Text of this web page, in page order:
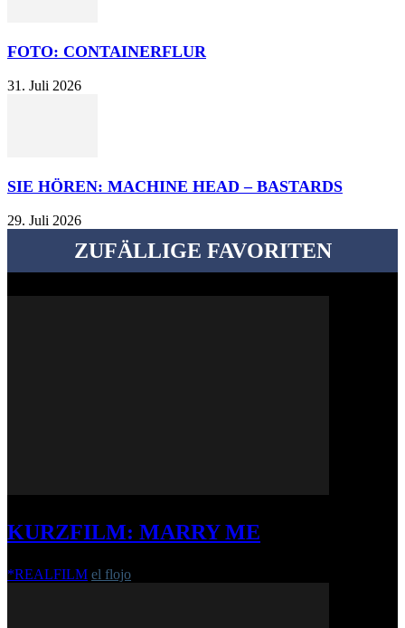
FOTO: CONTAINERFLUR
31. Juli 2026
SIE HÖREN: MACHINE HEAD – BASTARDS
29. Juli 2026
ZUFÄLLIGE FAVORITEN
KURZFILM: MARRY ME
*REALFILM el flojo